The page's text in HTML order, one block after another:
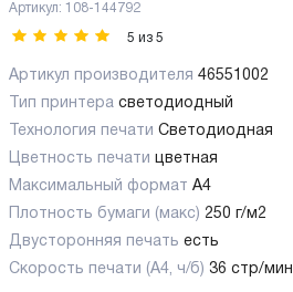
Артикул: 108-144792
5 из 5
Артикул производителя 46551002
Тип принтера светодиодный
Технология печати Светодиодная
Цветность печати цветная
Максимальный формат А4
Плотность бумаги (макс) 250 г/м2
Двусторонняя печать есть
Скорость печати (А4, ч/б) 36 стр/мин